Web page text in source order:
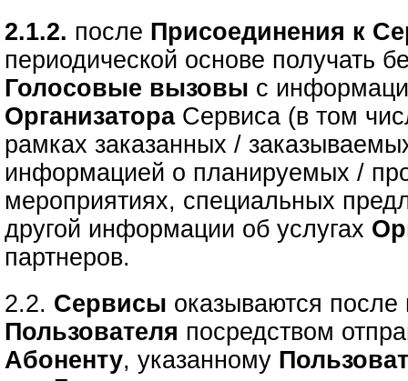
2.1.2. после Присоединения к
периодической основе получать
Голосовые вызовы с
Организатора Сервиса (в том
рамках заказанных /
информацией о планируемых /
мероприятиях, специальных
другой информации об услугах
партнеров.
2.2. Сервисы оказываются
Пользователя посредством
Абоненту, указанному